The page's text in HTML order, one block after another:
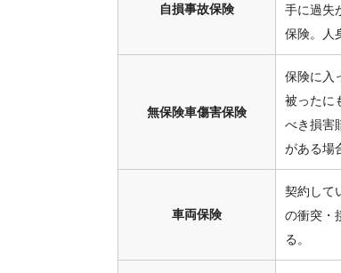
自損事故保険
手に過失
保険。人
無保険車傷害保険
保険に入
被ったに
べき損害
がある場
車両保険
契約して
の衝突・
る。